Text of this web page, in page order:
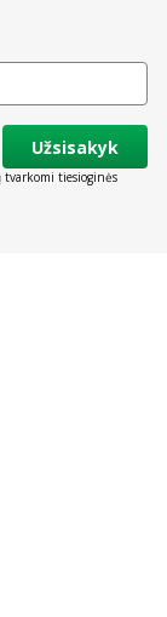
Užsisakyk
tvarkomi tiesioginės